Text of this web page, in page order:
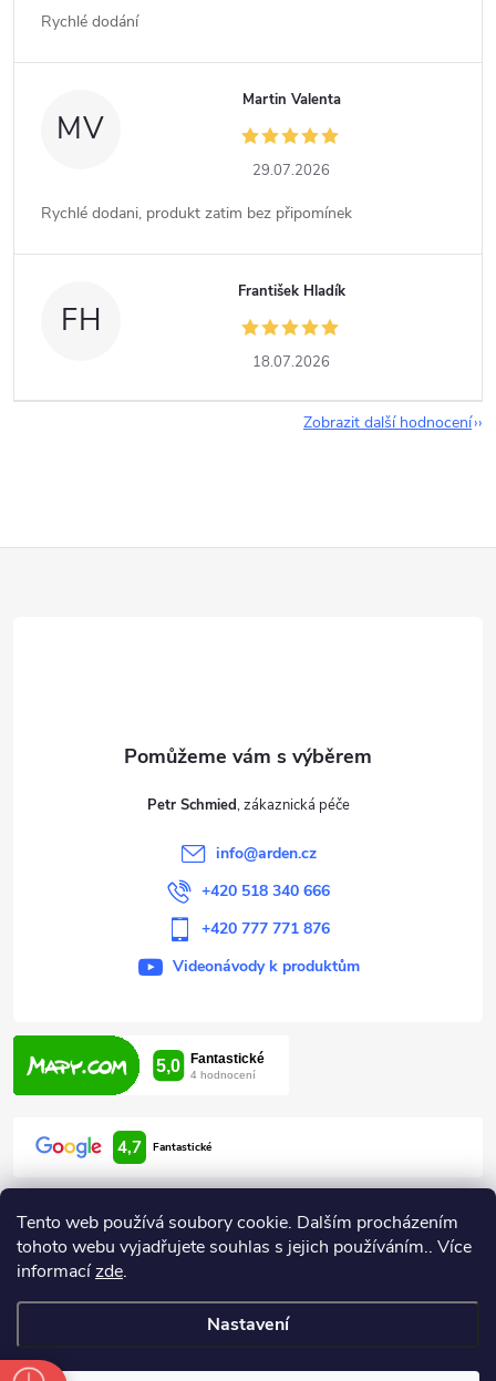
Tento web používá soubory cookie. Dalším procházením
tohoto webu vyjadřujete souhlas s jejich používáním.. Více
informacízde.
Nastavení
Rychlé dodání
MV
Martin Valenta
29.07.2026
Rychlé dodani, produkt zatim bez připomínek
FH
František Hladík
18.07.2026
Zobrazit další hodnocení
Petr Schmied
info@arden.cz
+420 518 340 666
+420 777 771 876
Videonávody k produktům
4,7 Fantastické
Copyright 2026ARDEN HODONÍN. Všechna práva vyhrazena.